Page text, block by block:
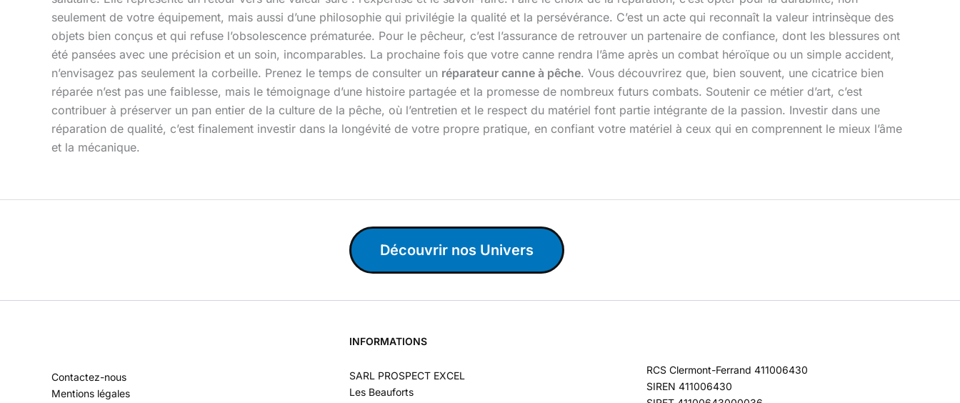
seulement de votre équipement, mais aussi d’une philosophie qui privilégie la qualité et la persévérance. C’est un acte qui reconnaît la valeur intrinsèque des
objets bien conçus et qui refuse l’obsolescence prématurée. Pour le pêcheur, c’est l’assurance de retrouver un partenaire de confiance, dont les blessures ont
été pansées avec une précision et un soin, incomparables. La prochaine fois que votre canne rendra l’âme après un combat héroïque ou un simple accident,
n’envisagez pas seulement la corbeille. Prenez le temps de consulter un réparateur canne à pêche. Vous découvrirez que, bien souvent, une cicatrice bien
réparée n’est pas une faiblesse, mais le témoignage d’une histoire partagée et la promesse de nombreux futurs combats. Soutenir ce métier d’art, c’est
contribuer à préserver un pan entier de la culture de la pêche, où l’entretien et le respect du matériel font partie intégrante de la passion. Investir dans une
réparation de qualité, c’est finalement investir dans la longévité de votre propre pratique, en confiant votre matériel à ceux qui en comprennent le mieux l’âme
et la mécanique.
Découvrir nos Univers
Contactez-nous
Mentions légales
INFORMATIONS
SARL PROSPECT EXCEL
Les Beauforts
RCS Clermont-Ferrand 411006430
SIREN 411006430